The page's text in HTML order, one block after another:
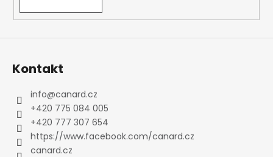
Kontakt
info@canard.cz
+420 775 084 005
+420 777 307 654
https://www.facebook.com/canard.cz
canard.cz